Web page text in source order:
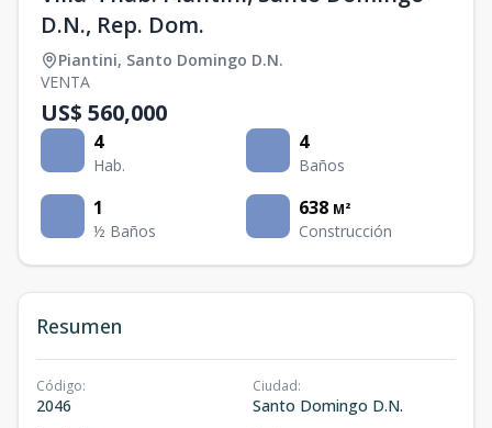
D.N., Rep. Dom.
Piantini, Santo Domingo D.N.
VENTA
US$ 560,000
4
Hab.
4
Baños
1
½ Baños
638 M²
Construcción
Resumen
Código:
2046
Ciudad:
Santo Domingo D.N.